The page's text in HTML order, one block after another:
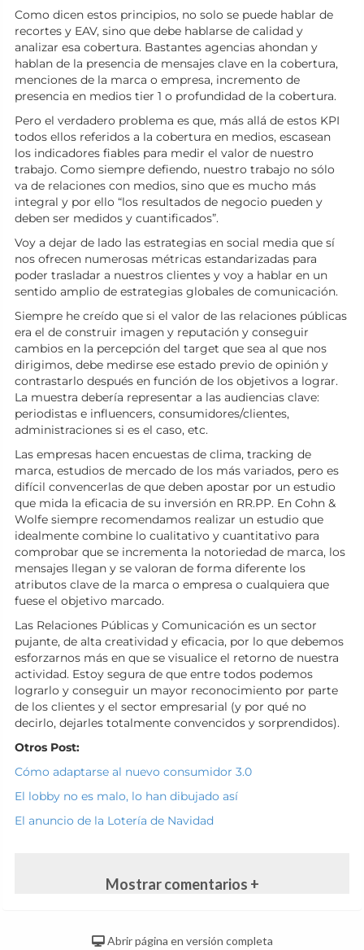
Como dicen estos principios, no solo se puede hablar de
recortes y EAV, sino que debe hablarse de calidad y
analizar esa cobertura. Bastantes agencias ahondan y
hablan de la presencia de mensajes clave en la cobertura,
menciones de la marca o empresa, incremento de
presencia en medios tier 1 o profundidad de la cobertura.
Pero el verdadero problema es que, más allá de estos KPI
todos ellos referidos a la cobertura en medios, escasean
los indicadores fiables para medir el valor de nuestro
trabajo. Como siempre defiendo, nuestro trabajo no sólo
va de relaciones con medios, sino que es mucho más
integral y por ello “los resultados de negocio pueden y
deben ser medidos y cuantificados”.
Voy a dejar de lado las estrategias en social media que sí
nos ofrecen numerosas métricas estandarizadas para
poder trasladar a nuestros clientes y voy a hablar en un
sentido amplio de estrategias globales de comunicación.
Siempre he creído que si el valor de las relaciones públicas
era el de construir imagen y reputación y conseguir
cambios en la percepción del target que sea al que nos
dirigimos, debe medirse ese estado previo de opinión y
contrastarlo después en función de los objetivos a lograr.
La muestra debería representar a las audiencias clave:
periodistas e influencers, consumidores/clientes,
administraciones si es el caso, etc.
Las empresas hacen encuestas de clima, tracking de
marca, estudios de mercado de los más variados, pero es
difícil convencerlas de que deben apostar por un estudio
que mida la eficacia de su inversión en RR.PP. En Cohn &
Wolfe siempre recomendamos realizar un estudio que
idealmente combine lo cualitativo y cuantitativo para
comprobar que se incrementa la notoriedad de marca, los
mensajes llegan y se valoran de forma diferente los
atributos clave de la marca o empresa o cualquiera que
fuese el objetivo marcado.
Las Relaciones Públicas y Comunicación es un sector
pujante, de alta creatividad y eficacia, por lo que debemos
esforzarnos más en que se visualice el retorno de nuestra
actividad. Estoy segura de que entre todos podemos
lograrlo y conseguir un mayor reconocimiento por parte
de los clientes y el sector empresarial (y por qué no
decirlo, dejarles totalmente convencidos y sorprendidos).
Otros Post:
Cómo adaptarse al nuevo consumidor 3.0
El lobby no es malo, lo han dibujado así
El anuncio de la Lotería de Navidad
Mostrar comentarios +
Abrir página en versión completa